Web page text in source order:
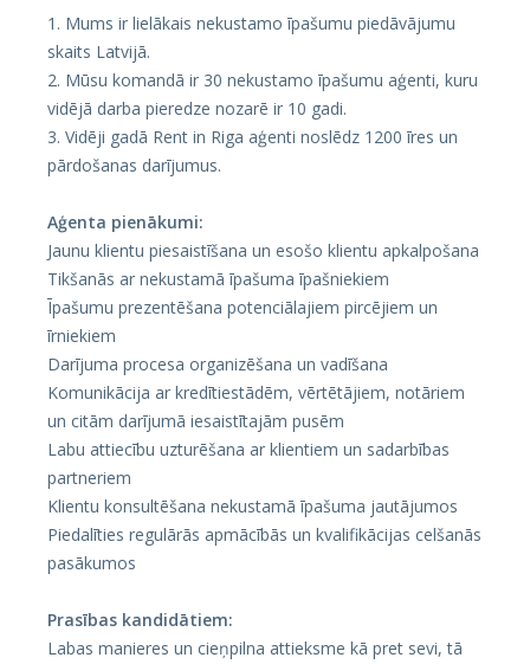
1.⁠ ⁠Mums ir lielākais nekustamo īpašumu piedāvājumu
skaits Latvijā.
2.⁠ ⁠Mūsu komandā ir 30 nekustamo īpašumu aģenti, kuru
vidējā darba pieredze nozarē ir 10 gadi.
3.⁠ ⁠Vidēji gadā Rent in Riga aģenti noslēdz 1200 īres un
pārdošanas darījumus.
Aģenta pienākumi:
Jaunu klientu piesaistīšana un esošo klientu apkalpošana
Tikšanās ar nekustamā īpašuma īpašniekiem
Īpašumu prezentēšana potenciālajiem pircējiem un
īrniekiem
Darījuma procesa organizēšana un vadīšana
Komunikācija ar kredītiestādēm, vērtētājiem, notāriem
un citām darījumā iesaistītajām pusēm
Labu attiecību uzturēšana ar klientiem un sadarbības
partneriem
Klientu konsultēšana nekustamā īpašuma jautājumos
Piedalīties regulārās apmācībās un kvalifikācijas celšanās
pasākumos
Prasības kandidātiem:
Labas manieres un cieņpilna attieksme kā pret sevi, tā